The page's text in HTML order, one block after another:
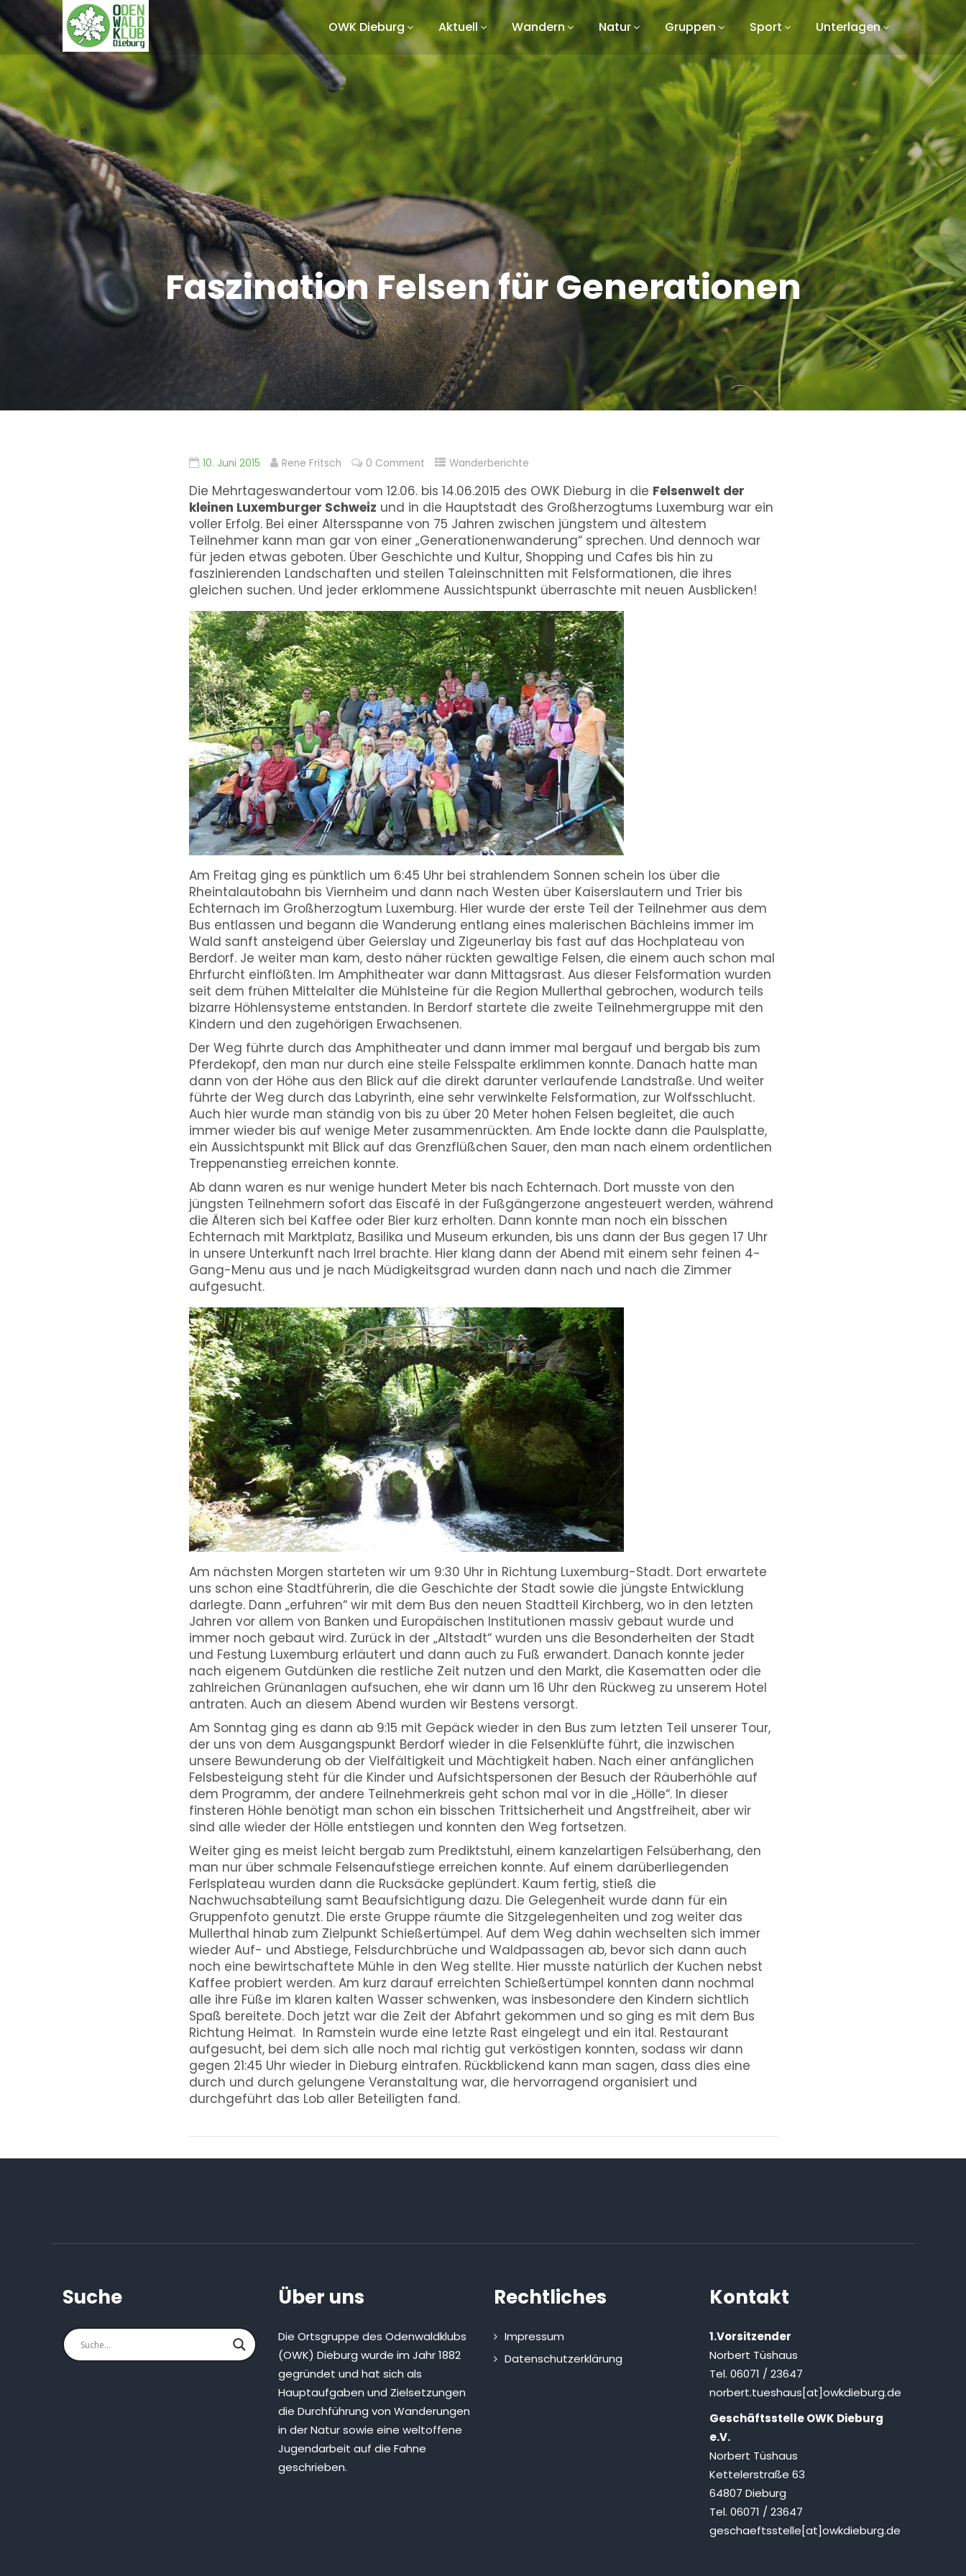
OWK Dieburg Aktuell Wandern Natur Gruppen Sport Unterlagen
Faszination Felsen für Generationen
10. Juni 2015 Rene Fritsch 0 Comment Wanderberichte
Die Mehrtageswandertour vom 12.06. bis 14.06.2015 des OWK Dieburg in die Felsenwelt der
kleinen Luxemburger Schweiz und in die Hauptstadt des Großherzogtums Luxemburg war ein
voller Erfolg. Bei einer Altersspanne von 75 Jahren zwischen jüngstem und ältestem
Teilnehmer kann man gar von einer „Generationenwanderung“ sprechen. Und dennoch war
für jeden etwas geboten. Über Geschichte und Kultur, Shopping und Cafes bis hin zu
faszinierenden Landschaften und steilen Taleinschnitten mit Felsformationen, die ihres
gleichen suchen. Und jeder erklommene Aussichtspunkt überraschte mit neuen Ausblicken!
Am Freitag ging es pünktlich um 6:45 Uhr bei strahlendem Sonnen schein los über die
Rheintalautobahn bis Viernheim und dann nach Westen über Kaiserslautern und Trier bis
Echternach im Großherzogtum Luxemburg. Hier wurde der erste Teil der Teilnehmer aus dem
Bus entlassen und begann die Wanderung entlang eines malerischen Bächleins immer im
Wald sanft ansteigend über Geierslay und Zigeunerlay bis fast auf das Hochplateau von
Berdorf. Je weiter man kam, desto näher rückten gewaltige Felsen, die einem auch schon mal
Ehrfurcht einflößten. Im Amphitheater war dann Mittagsrast. Aus dieser Felsformation wurden
seit dem frühen Mittelalter die Mühlsteine für die Region Mullerthal gebrochen, wodurch teils
bizarre Höhlensysteme entstanden. In Berdorf startete die zweite Teilnehmergruppe mit den
Kindern und den zugehörigen Erwachsenen.
Der Weg führte durch das Amphitheater und dann immer mal bergauf und bergab bis zum
Pferdekopf, den man nur durch eine steile Felsspalte erklimmen konnte. Danach hatte man
dann von der Höhe aus den Blick auf die direkt darunter verlaufende Landstraße. Und weiter
führte der Weg durch das Labyrinth, eine sehr verwinkelte Felsformation, zur Wolfsschlucht.
Auch hier wurde man ständig von bis zu über 20 Meter hohen Felsen begleitet, die auch
immer wieder bis auf wenige Meter zusammenrückten. Am Ende lockte dann die Paulsplatte,
ein Aussichtspunkt mit Blick auf das Grenzflüßchen Sauer, den man nach einem ordentlichen
Treppenanstieg erreichen konnte.
Ab dann waren es nur wenige hundert Meter bis nach Echternach. Dort musste von den
jüngsten Teilnehmern sofort das Eiscafé in der Fußgängerzone angesteuert werden, während
die Älteren sich bei Kaffee oder Bier kurz erholten. Dann konnte man noch ein bisschen
Echternach mit Marktplatz, Basilika und Museum erkunden, bis uns dann der Bus gegen 17 Uhr
in unsere Unterkunft nach Irrel brachte. Hier klang dann der Abend mit einem sehr feinen 4-
Gang-Menu aus und je nach Müdigkeitsgrad wurden dann nach und nach die Zimmer
aufgesucht.
Am nächsten Morgen starteten wir um 9:30 Uhr in Richtung Luxemburg-Stadt. Dort erwartete
uns schon eine Stadtführerin, die die Geschichte der Stadt sowie die jüngste Entwicklung
darlegte. Dann „erfuhren“ wir mit dem Bus den neuen Stadtteil Kirchberg, wo in den letzten
Jahren vor allem von Banken und Europäischen Institutionen massiv gebaut wurde und
immer noch gebaut wird. Zurück in der „Altstadt“ wurden uns die Besonderheiten der Stadt
und Festung Luxemburg erläutert und dann auch zu Fuß erwandert. Danach konnte jeder
nach eigenem Gutdünken die restliche Zeit nutzen und den Markt, die Kasematten oder die
zahlreichen Grünanlagen aufsuchen, ehe wir dann um 16 Uhr den Rückweg zu unserem Hotel
antraten. Auch an diesem Abend wurden wir Bestens versorgt.
Am Sonntag ging es dann ab 9:15 mit Gepäck wieder in den Bus zum letzten Teil unserer Tour,
der uns von dem Ausgangspunkt Berdorf wieder in die Felsenklüfte führt, die inzwischen
unsere Bewunderung ob der Vielfältigkeit und Mächtigkeit haben. Nach einer anfänglichen
Felsbesteigung steht für die Kinder und Aufsichtspersonen der Besuch der Räuberhöhle auf
dem Programm, der andere Teilnehmerkreis geht schon mal vor in die „Hölle“. In dieser
finsteren Höhle benötigt man schon ein bisschen Trittsicherheit und Angstfreiheit, aber wir
sind alle wieder der Hölle entstiegen und konnten den Weg fortsetzen.
Weiter ging es meist leicht bergab zum Prediktstuhl, einem kanzelartigen Felsüberhang, den
man nur über schmale Felsenaufstiege erreichen konnte. Auf einem darüberliegenden
Ferlsplateau wurden dann die Rucksäcke geplündert. Kaum fertig, stieß die
Nachwuchsabteilung samt Beaufsichtigung dazu. Die Gelegenheit wurde dann für ein
Gruppenfoto genutzt. Die erste Gruppe räumte die Sitzgelegenheiten und zog weiter das
Mullerthal hinab zum Zielpunkt Schießertümpel. Auf dem Weg dahin wechselten sich immer
wieder Auf- und Abstiege, Felsdurchbrüche und Waldpassagen ab, bevor sich dann auch
noch eine bewirtschaftete Mühle in den Weg stellte. Hier musste natürlich der Kuchen nebst
Kaffee probiert werden. Am kurz darauf erreichten Schießertümpel konnten dann nochmal
alle ihre Füße im klaren kalten Wasser schwenken, was insbesondere den Kindern sichtlich
Spaß bereitete. Doch jetzt war die Zeit der Abfahrt gekommen und so ging es mit dem Bus
Richtung Heimat. In Ramstein wurde eine letzte Rast eingelegt und ein ital. Restaurant
aufgesucht, bei dem sich alle noch mal richtig gut verköstigen konnten, sodass wir dann
gegen 21:45 Uhr wieder in Dieburg eintrafen. Rückblickend kann man sagen, dass dies eine
durch und durch gelungene Veranstaltung war, die hervorragend organisiert und
durchgeführt das Lob aller Beteiligten fand.
Suche Über uns
Die Ortsgruppe des Odenwaldklubs
(OWK) Dieburg wurde im Jahr 1882
gegründet und hat sich als
Hauptaufgaben und Zielsetzungen
die Durchführung von Wanderungen
in der Natur sowie eine weltoffene
Jugendarbeit auf die Fahne
geschrieben.
Rechtliches
Impressum
Datenschutzerklärung
Kontakt
1.Vorsitzender
Norbert Tüshaus
Tel. 06071 / 23647
norbert.tueshaus[at]owkdieburg.de
Geschäftsstelle OWK Dieburg
e.V.
Norbert Tüshaus
Kettelerstraße 63
64807 Dieburg
Tel. 06071 / 23647
geschaeftsstelle[at]owkdieburg.de